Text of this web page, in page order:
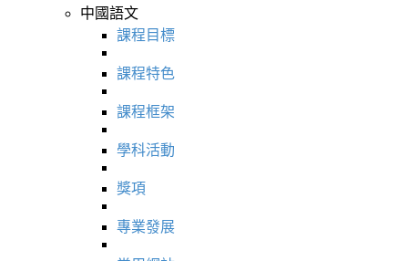
中國語文
課程目標
課程特色
課程框架
學科活動
獎項
專業發展